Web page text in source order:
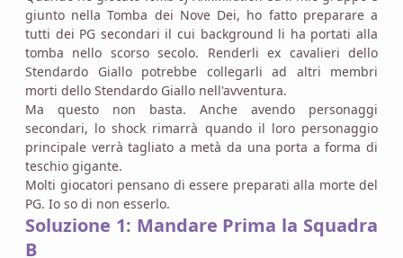
giunto nella Tomba dei Nove Dei, ho fatto preparare a
tutti dei PG secondari il cui background li ha portati alla
tomba nello scorso secolo. Renderli ex cavalieri dello
Stendardo Giallo potrebbe collegarli ad altri membri
morti dello Stendardo Giallo nell'avventura.
Ma questo non basta. Anche avendo personaggi
secondari, lo shock rimarrà quando il loro personaggio
principale verrà tagliato a metà da una porta a forma di
teschio gigante.
Molti giocatori pensano di essere preparati alla morte del
PG. Io so di non esserlo.
Soluzione 1: Mandare Prima la Squadra
B